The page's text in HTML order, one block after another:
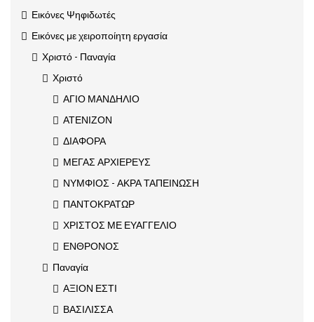
Εικόνες Ψηφιδωτές
Εικόνες με χειροποίητη εργασία
Χριστό - Παναγία
Χριστό
ΑΓΙΟ ΜΑΝΔΗΛΙΟ
ΑΤΕΝΙΖΟΝ
ΔΙΑΦΟΡΑ
ΜΕΓΑΣ ΑΡΧΙΕΡΕΥΣ
ΝΥΜΦΙΟΣ - ΑΚΡΑ ΤΑΠΕΙΝΩΣΗ
ΠΑΝΤΟΚΡΑΤΩΡ
ΧΡΙΣΤΟΣ ΜΕ ΕΥΑΓΓΕΛΙΟ
ΕΝΘΡΟΝΟΣ
Παναγία
ΑΞΙΟΝ ΕΣΤΙ
ΒΑΣΙΛΙΣΣΑ